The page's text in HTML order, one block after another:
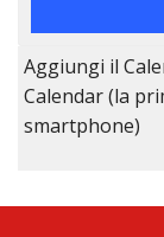
Aggiungi il
Calendar (la
smartphone)